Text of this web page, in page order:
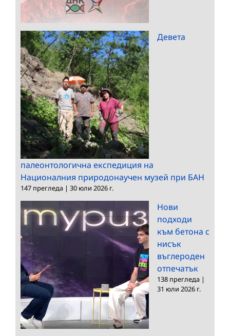
Девета
палеонтологична експедиция на
Националния природонаучен музей при БАН
147 прегледа | 30 юли 2026 г.
Нови
подходи
към бетона с
нисък
въглероден
отпечатък
138 прегледа |
31 юли 2026 г.